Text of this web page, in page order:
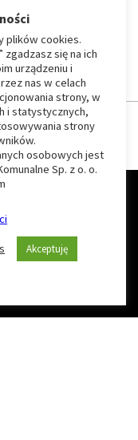
Sp. z o.o.
w celu
korzystania
się na
prywatności
plików cookies.
zgadzasz się na ich
urządzeniu i
nas w celach
strony, w
i statystycznych,
strony
osobowych jest
Sp. z o. o.
Akceptuję